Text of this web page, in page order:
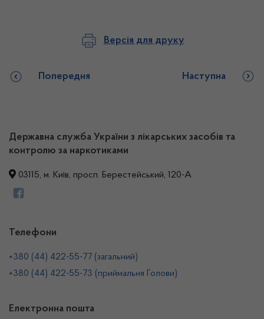
Версія для друку
Попередня Наступна
Державна служба України з лікарських засобів та
контролю за наркотиками
03115, м. Київ, просп. Берестейський, 120-А
Телефони
+380 (44) 422-55-77 (загальний)
+380 (44) 422-55-73 (приймальня Голови)
Електронна пошта